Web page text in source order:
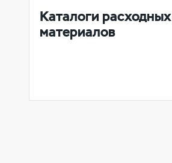
Каталоги расходных
материалов